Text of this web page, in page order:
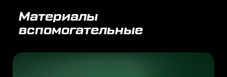
Материалы
вспомогательные